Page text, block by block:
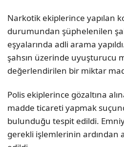
Narkotik ekiplerince yapılan
durumundan şüphelenilen
eşyalarında adli arama
şahsın üzerinde uyuşturucu
değerlendirilen bir miktar
Polis ekiplerince gözaltına
madde ticareti yapmak
bulunduğu tespit edildi.
gerekli işlemlerinin ardından